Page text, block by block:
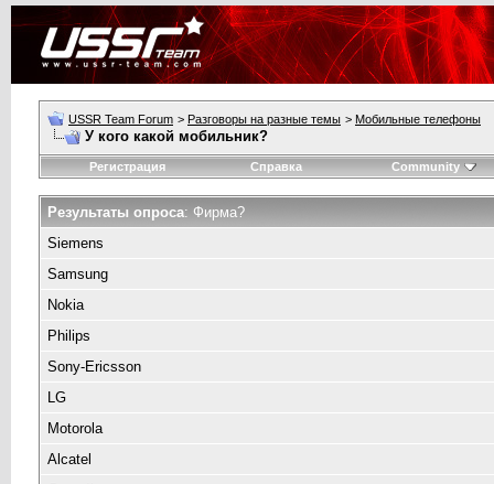
USSR Team Forum > Разговоры на разные темы > Мобильные телефоны
У кого какой мобильник?
Регистрация Справка Community
Результаты опроса: Фирма?
Siemens
Samsung
Nokia
Philips
Sony-Ericsson
LG
Motorola
Alcatel